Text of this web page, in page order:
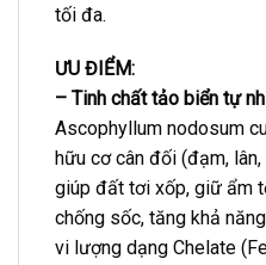
tối đa.
ƯU ĐIỂM:
– Tinh chất tảo biển tự
Ascophyllum nodosum
hữu cơ cân đối (đạm,
giúp đất tơi xốp, giữ ẩm
chống sốc, tăng khả
vi lượng dạng Chelate